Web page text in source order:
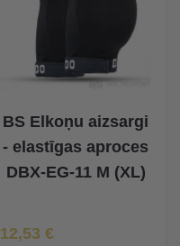
BS Elkoņu aizsargi
- elastīgas aproces
DBX-EG-11 M (XL)
Īpaša Cena
12,53 €